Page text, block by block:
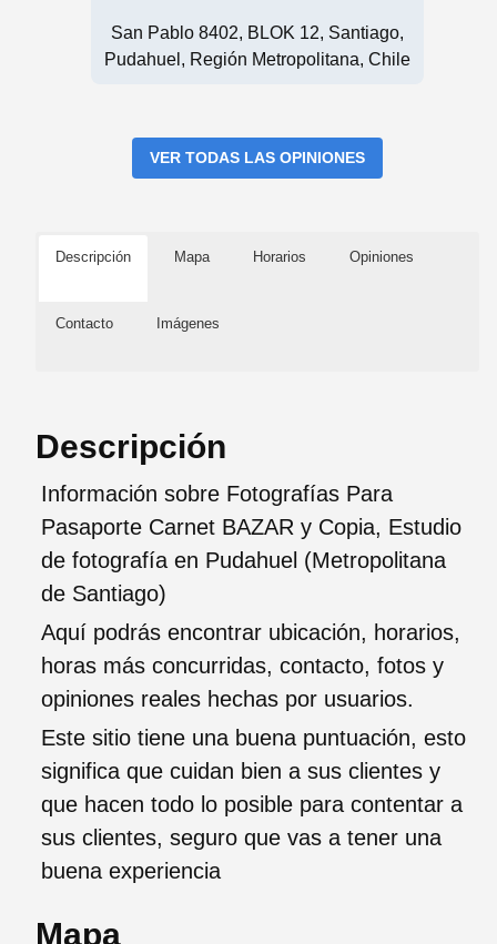
San Pablo 8402, BLOK 12, Santiago,
Pudahuel, Región Metropolitana, Chile
VER TODAS LAS OPINIONES
Descripción Mapa Horarios Opiniones
Contacto Imágenes
Descripción
Información sobre Fotografías Para
Pasaporte Carnet BAZAR y Copia, Estudio
de fotografía en Pudahuel (Metropolitana
de Santiago)
Aquí podrás encontrar ubicación, horarios,
horas más concurridas, contacto, fotos y
opiniones reales hechas por usuarios.
Este sitio tiene una buena puntuación, esto
significa que cuidan bien a sus clientes y
que hacen todo lo posible para contentar a
sus clientes, seguro que vas a tener una
buena experiencia
Mapa